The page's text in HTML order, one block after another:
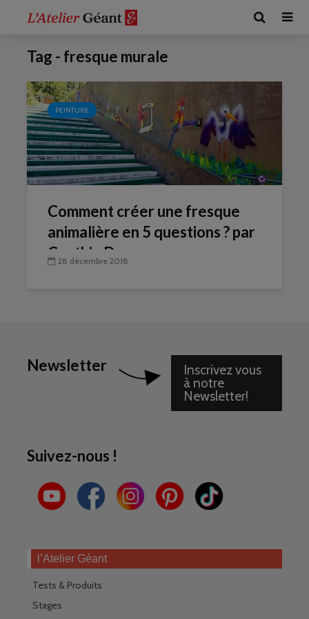
Tag - fresque murale
PEINTURE
Comment créer une fresque
animalière en 5 questions ? par
Cynthia Dormeyer
28 décembre 2018
Newsletter
Inscrivez vous
à notre
Newsletter!
Suivez-nous !
l’Atelier Géant
Tests & Produits
Stages